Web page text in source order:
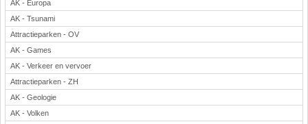
AK - Europa
AK - Tsunami
Attractieparken - OV
AK - Games
AK - Verkeer en vervoer
Attractieparken - ZH
AK - Geologie
AK - Volken